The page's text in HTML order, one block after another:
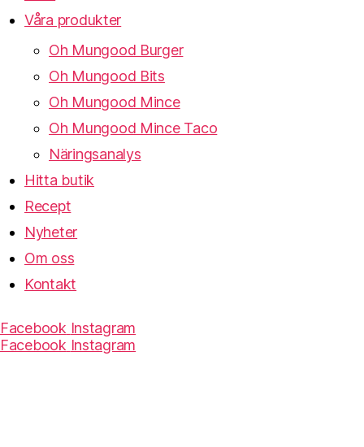
Våra produkter
Oh Mungood Burger
Oh Mungood Bits
Oh Mungood Mince
Oh Mungood Mince Taco
Näringsanalys
Hitta butik
Recept
Nyheter
Om oss
Kontakt
Facebook Instagram
Facebook Instagram